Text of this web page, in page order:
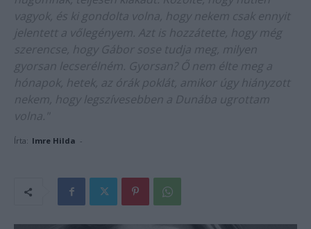
vagyok, és ki gondolta volna, hogy nekem csak ennyit
jelentett a vőlegényem. Azt is hozzátette, hogy még
szerencse, hogy Gábor sose tudja meg, milyen
gyorsan lecserélném. Gyorsan? Ő nem élte meg a
hónapok, hetek, az órák poklát, amikor úgy hiányzott
nekem, hogy legszívesebben a Dunába ugrottam
volna."
Írta: Imre Hilda -